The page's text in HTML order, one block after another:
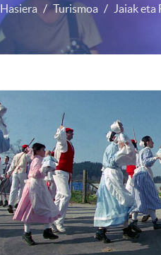
Hasiera Turismoa Jaiak eta